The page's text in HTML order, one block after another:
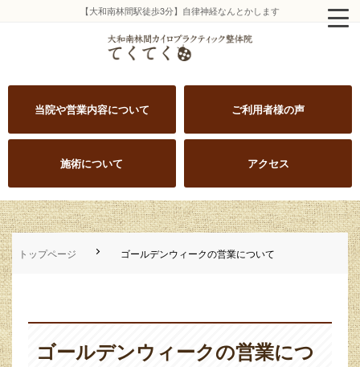
【大和南林間駅徒歩3分】自律神経なんとかします
当院や営業内容について ご利用者様の声
施術について アクセス
トップページ ゴールデンウィークの営業について
ゴールデンウィークの営業につ